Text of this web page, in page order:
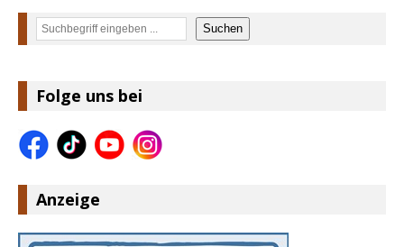
Suchen Suchen
Folge uns bei
Anzeige